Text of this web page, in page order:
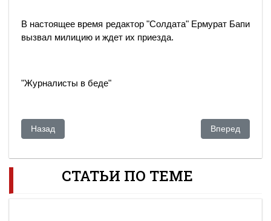
В настоящее время редактор "Солдата" Ермурат Бапи
вызвал милицию и ждет их приезда.
"Журналисты в беде"
Предыдущий: Шымкентская мафия
Назад Следующий:
Вперед
СТАТЬИ ПО ТЕМЕ